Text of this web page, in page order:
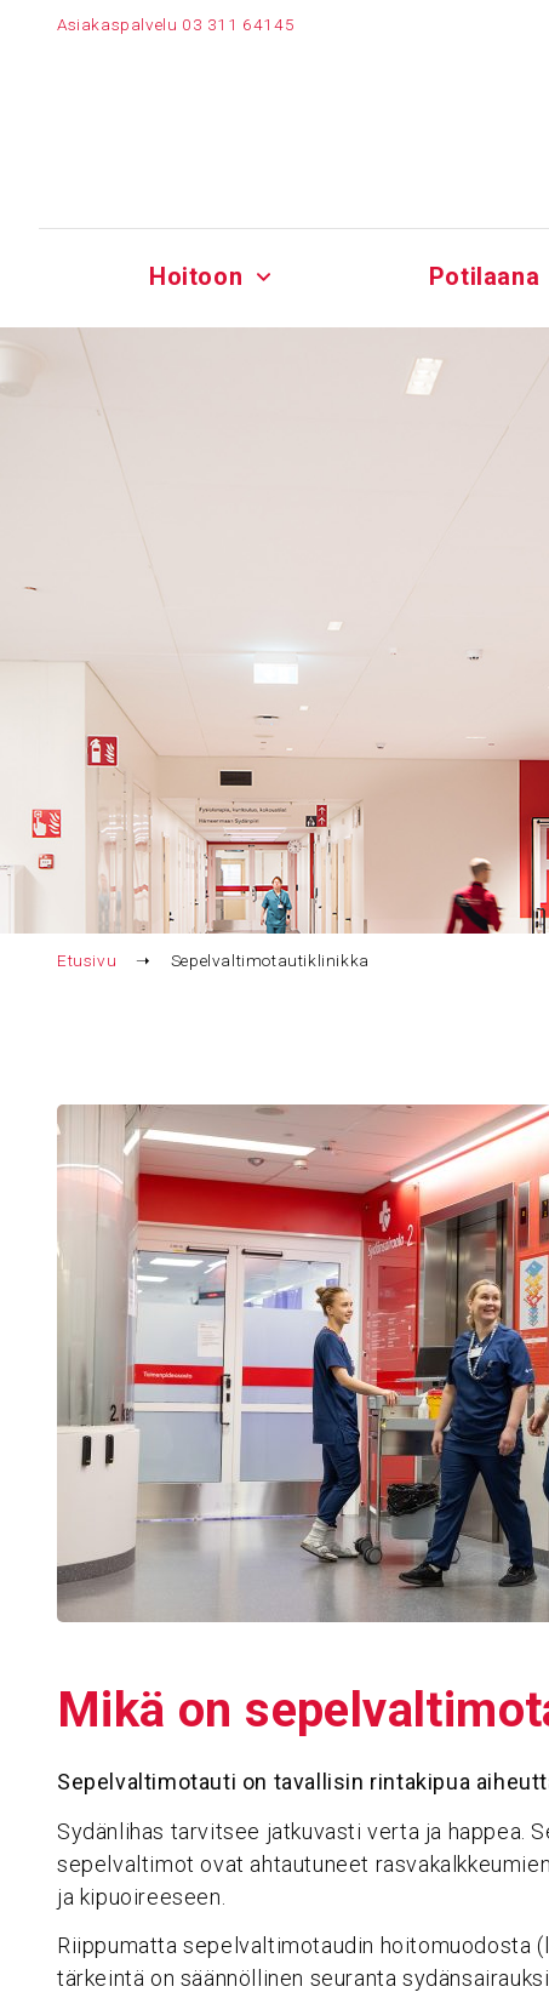
Asiakaspalvelu 03 311 64145
Hoitoon Potilaana
Etusivu ➝ Sepelvaltimotautiklinikka
Mikä on
Sepelvaltimotauti on tavallisin rintakipua
Sydänlihas tarvitsee jatkuvasti verta ja happea.
sepelvaltimot ovat ahtautuneet
ja kipuoireeseen.
Riippumatta sepelvaltimotaudin hoitomuodosta
tärkeintä on säännöllinen seuranta